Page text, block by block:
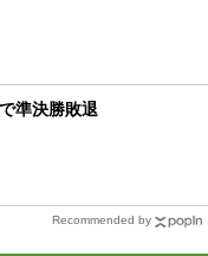
準決勝敗退
Recommended by